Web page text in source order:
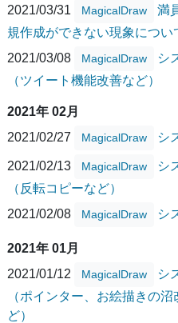
2021/03/31
MagicalDraw
満
規作成ができない現象につい
2021/03/08
MagicalDraw
シ
（ツイート機能改善など）
2021年 02月
2021/02/27
MagicalDraw シ
2021/02/13 MagicalDraw
シ
（反転コピーなど）
2021/02/08
MagicalDraw シ
2021年 01月
2021/01/12
MagicalDraw
シ
（ポインター、お絵描きの
ど）